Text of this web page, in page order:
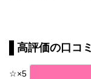
高評価の口コミ
☆×5